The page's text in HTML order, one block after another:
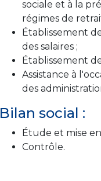
sociale et à la
régimes de
Établissement
des salaires ;
Établissement
Assistance à
des
Bilan social :
Étude et mise
Contrôle.